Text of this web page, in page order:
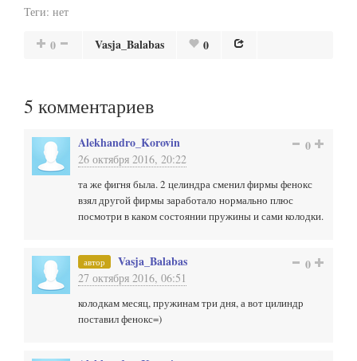
Теги: нет
0 Vasja_Balabas 0
5 комментариев
Alekhandro_Korovin
26 октября 2016, 20:22
0
та же фигня была. 2 целиндра сменил фирмы фенокс
взял другой фирмы заработало нормально плюс
посмотри в каком состоянии пружины и сами колодки.
автор Vasja_Balabas
27 октября 2016, 06:51
0
колодкам месяц, пружинам три дня, а вот цилиндр
поставил фенокс=)